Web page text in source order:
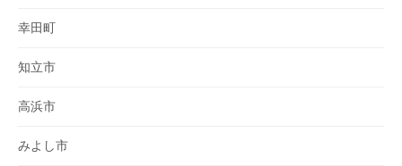
幸田町
知立市
高浜市
みよし市